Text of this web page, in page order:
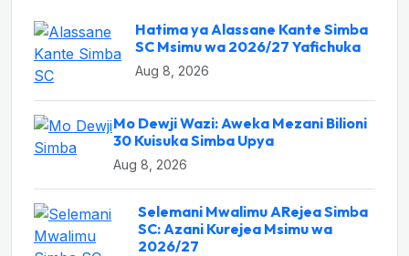
Hatima ya Alassane Kante Simba
SC Msimu wa 2026/27 Yafichuka
Aug 8, 2026
Mo Dewji Wazi: Aweka Mezani Bilioni
30 Kuisuka Simba Upya
Aug 8, 2026
Selemani Mwalimu ARejea Simba
SC: Azani Kurejea Msimu wa
2026/27